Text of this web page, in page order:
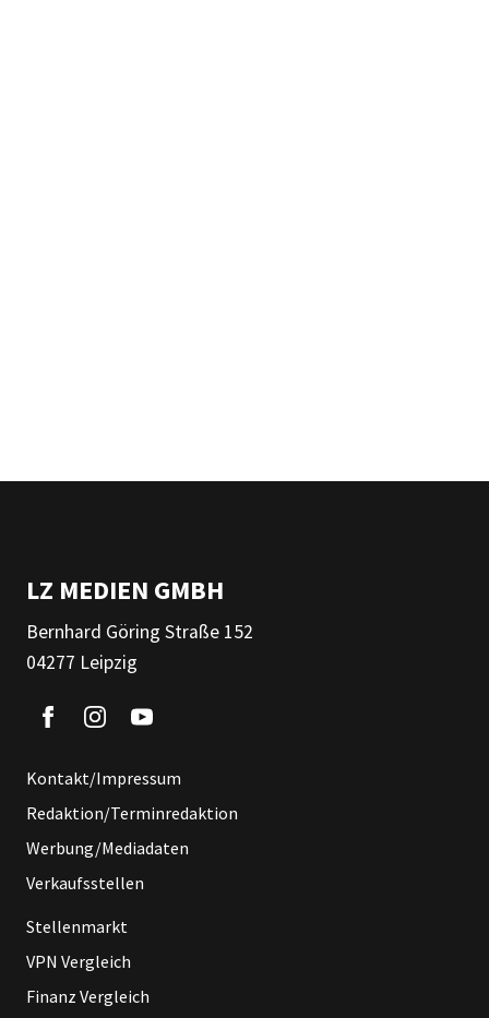
LZ MEDIEN GMBH
Bernhard Göring Straße 152
04277 Leipzig
Kontakt/Impressum
Redaktion/Terminredaktion
Werbung/Mediadaten
Verkaufsstellen
Stellenmarkt
VPN Vergleich
Finanz Vergleich